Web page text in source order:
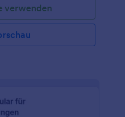
Vorteile der Spa-
sichert es dem Kunden zu,
zu behandeln. Diese
mehrere Ankreuzoptionen,
und andere wichtige
anzeigen. Diese
verwenden